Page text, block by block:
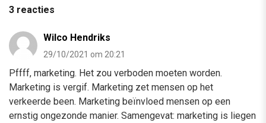
3 reacties
Wilco Hendriks
29/10/2021 om 20:21
Pffff, marketing. Het zou verboden moeten worden.
Marketing is vergif. Marketing zet mensen op het
verkeerde been. Marketing beïnvloed mensen op een
ernstig ongezonde manier. Samengevat: marketing is liegen